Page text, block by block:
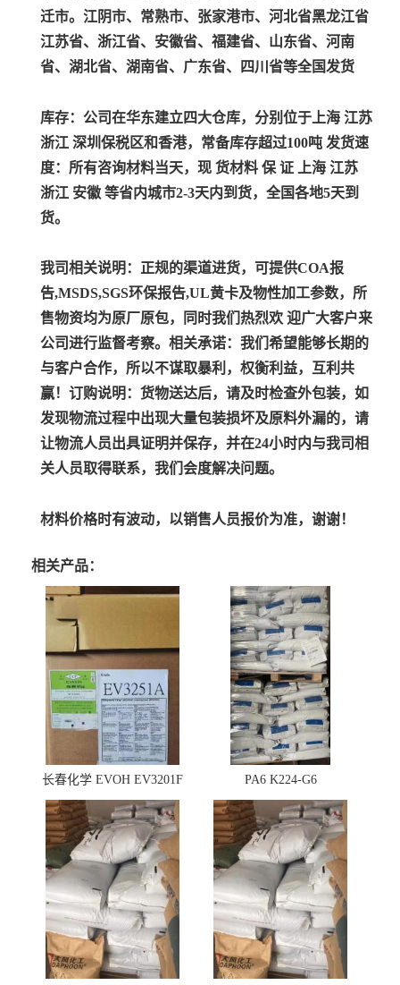
迁市。江阴市、常熟市、张家港市、河北省黑龙江省
江苏省、浙江省、安徽省、福建省、山东省、河南
省、湖北省、湖南省、广东省、四川省等全国发货
库存：公司在华东建立四大仓库，分别位于上海 江苏
浙江 深圳保税区和香港，常备库存超过100吨 发货速
度：所有咨询材料当天，现 货材料 保 证 上海 江苏
浙江 安徽 等省内城市2-3天内到货，全国各地5天到
货。
我司相关说明： 正规的渠道进货，可提供COA报
告,MSDS,SGS环保报告,UL黄卡及物性加工参数，所
售物资均为原厂原包，同时我们热烈欢 迎广大客户来
公司进行监督考察。 相关承诺： 我们希望能够长期的
与客户合作，所以不谋取暴利，权衡利益，互利共
赢！ 订购说明： 货物送达后，请及时检查外包装，如
发现物流过程中出现大量包装损坏及原料外漏的，请
让物流人员出具证明并保存，并在24小时内与我司相
关人员取得联系，我们会度解决问题。
材料价格时有波动，以销售人员报价为准，谢谢！
相关产品：
长春化学 EVOH EV3201F PA6 K224-G6